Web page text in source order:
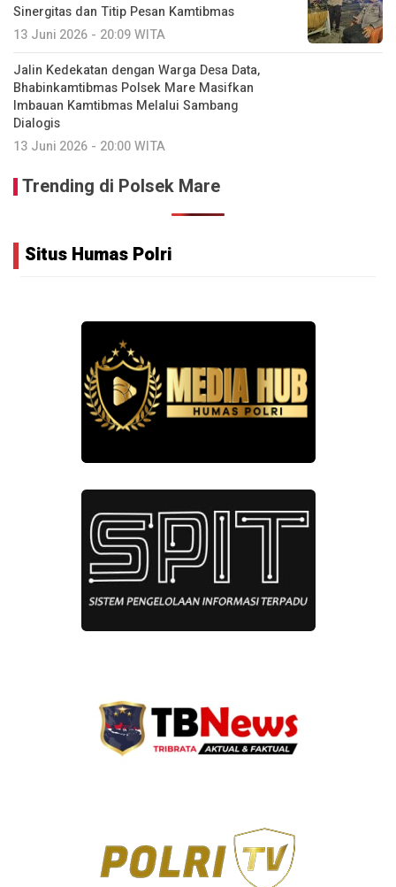
Sinergitas dan Titip Pesan Kamtibmas
13 Juni 2026 - 20:09 WITA
Jalin Kedekatan dengan Warga Desa Data,
Bhabinkamtibmas Polsek Mare Masifkan
Imbauan Kamtibmas Melalui Sambang
Dialogis
13 Juni 2026 - 20:00 WITA
Trending di Polsek Mare
Situs Humas Polri